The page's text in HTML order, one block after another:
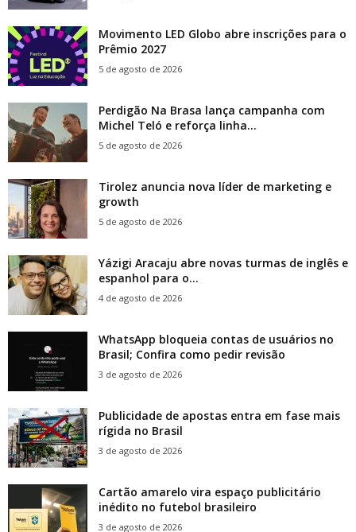
Movimento LED Globo abre inscrições para o
Prêmio 2027
5 de agosto de 2026
Perdigão Na Brasa lança campanha com
Michel Teló e reforça linha...
5 de agosto de 2026
Tirolez anuncia nova líder de marketing e
growth
5 de agosto de 2026
Yázigi Aracaju abre novas turmas de inglês e
espanhol para o...
4 de agosto de 2026
WhatsApp bloqueia contas de usuários no
Brasil; Confira como pedir revisão
3 de agosto de 2026
Publicidade de apostas entra em fase mais
rígida no Brasil
3 de agosto de 2026
Cartão amarelo vira espaço publicitário
inédito no futebol brasileiro
3 de agosto de 2026